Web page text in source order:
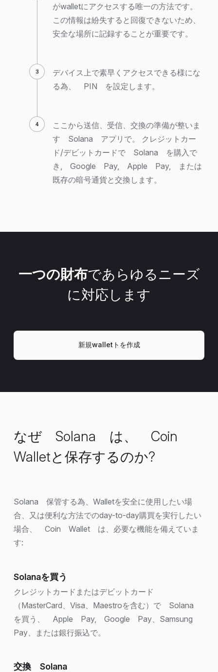
がwalletにアクセスする唯一の方法です。
この情報は紛失すると回復できないため、
安全な場所に記録することが重要です。
デバイス上で素早くアクセスできる様にな
る為、 PIN を設定します。
ここから送信、受信、交換の準備が整いま
す Solana アプリで。 クレジットカー
ド/デビットカードで Solana を購入で
き, Google Pay, Apple Pay, または
既存の暗号通貨と交換します。
一つの財布であらゆるニーズ
に対応します
新規walletトを作成
なぜ Solana は、 Coin
Walletと保存するのか?
Solana 保管する為、Walletを安全に使用したい場
合、又は便利な方法でのday-to-day購買を実行したい
場合、 Coin Wallet は、必要な機能を備えていま
す:
Solanaを買う
クレジットカードまたはデビットカード
（MasterCard、Visa、Maestroを含む）で Solana
を買う、 Apple Pay, Google Pay、Samsung
Pay、または銀行振込で。
交換 Solana